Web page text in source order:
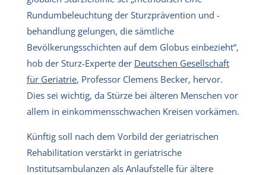
Rundumbeleuchtung der Sturzprävention und -
behandlung gelungen, die sämtliche
Bevölkerungsschichten auf dem Globus einbezieht“,
hob der Sturz-Experte der Deutschen Gesellschaft
für Geriatrie, Professor Clemens Becker, hervor.
Dies sei wichtig, da Stürze bei älteren Menschen vor
allem in einkommensschwachen Kreisen vorkämen.
Künftig soll nach dem Vorbild der geriatrischen
Rehabilitation verstärkt in geriatrische
Institutsambulanzen als Anlaufstelle für ältere